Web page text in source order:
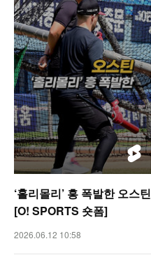
‘홀리몰리’ 흥 폭발한 오스틴
[O! SPORTS 숏폼]
2026.06.12 10:58